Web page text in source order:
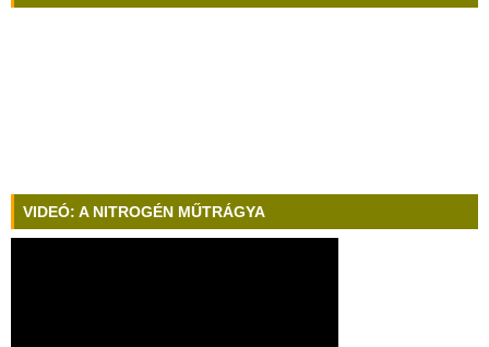
VIDEÓ: A NITROGÉN MŰTRÁGYA